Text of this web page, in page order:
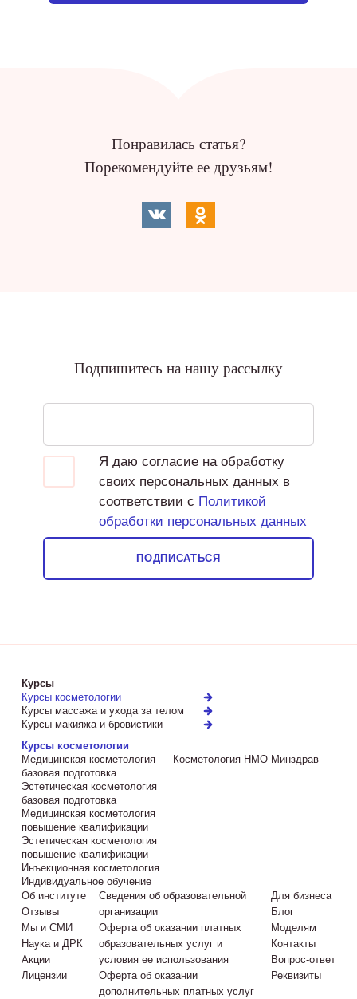
Понравилась статья?
Порекомендуйте ее друзьям!
Подпишитесь на нашу рассылку
Я даю согласие на обработку
своих персональных данных в
соответствии с Политикой
обработки персональных данных
ПОДПИСАТЬСЯ
Курсы
Курсы косметологии
Курсы массажа и ухода за телом
Курсы макияжа и бровистики
Курсы косметологии
Медицинская косметология
базовая подготовка
Эстетическая косметология
базовая подготовка
Медицинская косметология
повышение квалификации
Эстетическая косметология
повышение квалификации
Инъекционная косметология
Индивидуальное обучение
Косметология НМО Минздрав
Об институте
Отзывы
Мы и СМИ
Наука и ДРК
Акции
Лицензии
Сведения об образовательной
организации
Оферта об оказании платных
образовательных услуг и
условия ее использования
Оферта об оказании
дополнительных платных услуг
Для бизнеса
Блог
Моделям
Контакты
Вопрос-ответ
Реквизиты